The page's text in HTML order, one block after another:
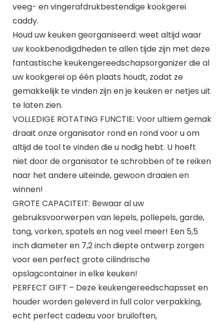
veeg- en vingerafdrukbestendige kookgerei
caddy.
Houd uw keuken georganiseerd: weet altijd waar
uw kookbenodigdheden te allen tijde zijn met deze
fantastische keukengereedschapsorganizer die al
uw kookgerei op één plaats houdt, zodat ze
gemakkelijk te vinden zijn en je keuken er netjes uit
te laten zien.
VOLLEDIGE ROTATING FUNCTIE: Voor ultiem gemak
draait onze organisator rond en rond voor u om
altijd de tool te vinden die u nodig hebt. U hoeft
niet door de organisator te schrobben of te reiken
naar het andere uiteinde, gewoon draaien en
winnen!
GROTE CAPACITEIT: Bewaar al uw
gebruiksvoorwerpen van lepels, pollepels, garde,
tang, vorken, spatels en nog veel meer! Een 5,5
inch diameter en 7,2 inch diepte ontwerp zorgen
voor een perfect grote cilindrische
opslagcontainer in elke keuken!
PERFECT GIFT – Deze keukengereedschapsset en
houder worden geleverd in full color verpakking,
echt perfect cadeau voor bruiloften,